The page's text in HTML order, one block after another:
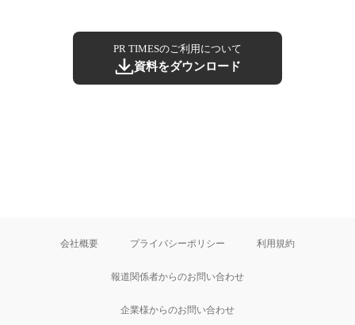
PR TIMESのご利用について
資料をダウンロード
会社概要 プライバシーポリシー 利用規約
報道関係者からのお問い合わせ
企業様からのお問い合わせ